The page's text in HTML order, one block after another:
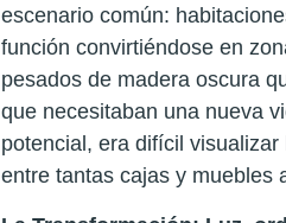
escenario común:
función convirtiéndose en
pesados de madera oscura
que necesitaban una nueva
potencial, era difícil
entre tantas cajas y muebles